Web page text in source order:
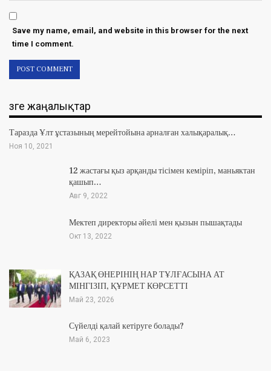
Save my name, email, and website in this browser for the next
time I comment.
Өзге жаңалықтар
Таразда Ұлт ұстазының мерейтойына арналған халықаралық…
Ноя 10, 2021
12 жастағы қыз арқанды тісімен кеміріп, маньяктан
қашып…
Авг 9, 2022
Мектеп директоры әйелі мен қызын пышақтады
Окт 13, 2022
ҚАЗАҚ ӨНЕРІНІҢ НАР ТҰЛҒАСЫНА АТ
МІНГІЗІП, ҚҰРМЕТ КӨРСЕТТІ
Май 23, 2026
Сүйелді қалай кетіруге болады?
Май 6, 2023